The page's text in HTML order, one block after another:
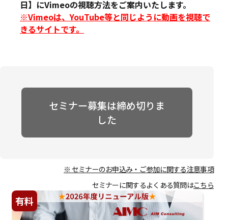
日】にVimeoの視聴方法をご案内いたします。
※Vimeoは、YouTube等と同じように動画を視聴で
きるサイトです。
セミナー募集は締め切りま
した
※ セミナーのお申込み・ご参加に関する注意事項
セミナーに関するよくある質問はこちら
有料